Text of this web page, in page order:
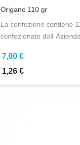
Origano 110 gr
La confezione contiene
confezionato dall’
7,00 €
1,26 €